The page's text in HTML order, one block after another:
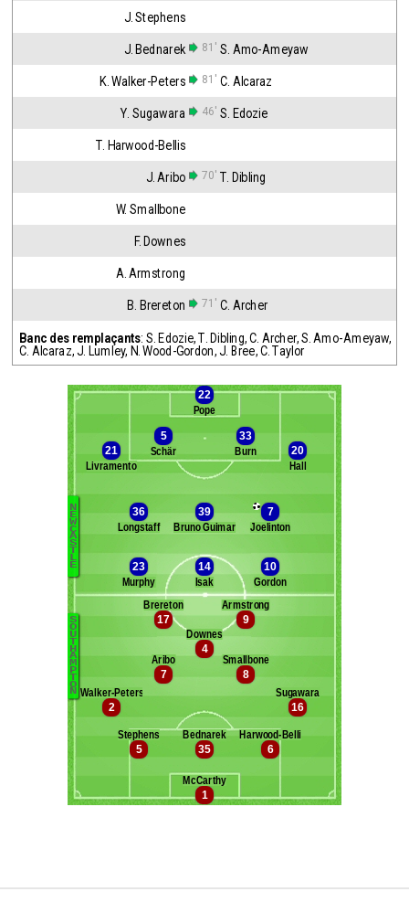
J. Stephens
J. Bednarek 81' S. Amo-Ameyaw
K. Walker-Peters 81' C. Alcaraz
Y. Sugawara 46' S. Edozie
T. Harwood-Bellis
J. Aribo 70' T. Dibling
W. Smallbone
F. Downes
A. Armstrong
B. Brereton 71' C. Archer
Banc des remplaçants: S. Edozie,T. Dibling,C. Archer,S. Amo-Ameyaw,
C. Alcaraz,J. Lumley, N. Wood-Gordon,J. Bree,C. Taylor